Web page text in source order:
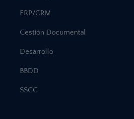
ERP/CRM
Gestión Documental
Desarrollo
BBDD
SSGG